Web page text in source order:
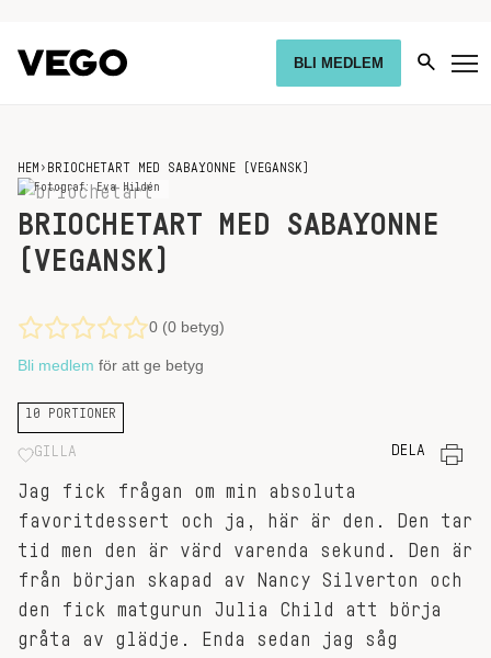
BLI MEDLEM
HEM › BRIOCHETART MED SABAYONNE (VEGANSK)
Fotograf: Eva Hildén
BRIOCHETART MED SABAYONNE
(VEGANSK)
0 (0 betyg)
Bli medlem för att ge betyg
10 PORTIONER
GILLA DELA
Jag fick frågan om min absoluta
favoritdessert och ja, här är den. Den tar
tid men den är värd varenda sekund. Den är
från början skapad av Nancy Silverton och
den fick matgurun Julia Child att börja
gråta av glädje. Enda sedan jag såg